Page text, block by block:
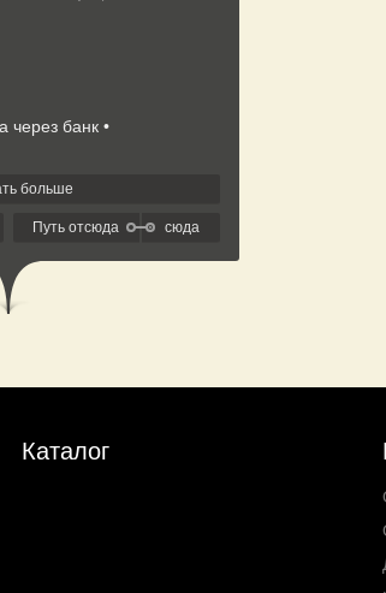
Каталог